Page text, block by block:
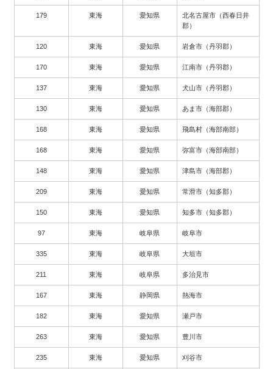
179 東海 愛知県
北名古屋市（西春日井
郡）
120 東海 愛知県 岩倉市（丹羽郡）
170 東海 愛知県 江南市（丹羽郡）
137 東海 愛知県 犬山市（丹羽郡）
130 東海 愛知県 あま市（海部郡）
168 東海 愛知県 飛島村（海部南部）
168 東海 愛知県 弥富市（海部南部）
148 東海 愛知県 津島市（海部郡）
209 東海 愛知県 常滑市（知多郡）
150 東海 愛知県 知多市（知多郡）
97 東海 岐阜県 岐阜市
335 東海 岐阜県 大垣市
211 東海 岐阜県 多治見市
167 東海 静岡県 熱海市
182 東海 愛知県 瀬戸市
263 東海 愛知県 豊川市
235 東海 愛知県 刈谷市